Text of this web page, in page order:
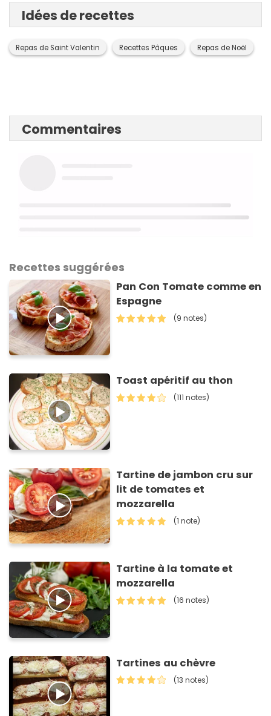
Idées de recettes
Repas de Saint Valentin Recettes Pâques Repas de Noël
Commentaires
Recettes suggérées
Pan Con Tomate comme en
Espagne
(9 notes)
Toast apéritif au thon
(111 notes)
Tartine de jambon cru sur
lit de tomates et
mozzarella
(1 note)
Tartine à la tomate et
mozzarella
(16 notes)
Tartines au chèvre
(13 notes)